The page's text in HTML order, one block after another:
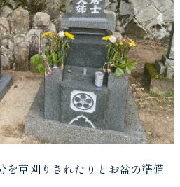
を草刈りされたりとお盆の準備